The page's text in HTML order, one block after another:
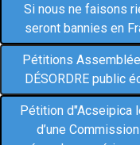
Si nous ne faisons
seront bannies en
Pétitions
DÉSORDRE public
Pétition d"Acseipica
d’une